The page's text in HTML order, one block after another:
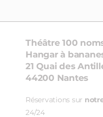
Théâtre 100
Hangar à
21 Quai des
44200 Nantes
Réservations sur
24/24